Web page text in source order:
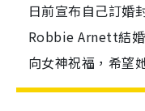
日前宣布自己訂婚
Robbie Arnett結
向女神祝福，希望